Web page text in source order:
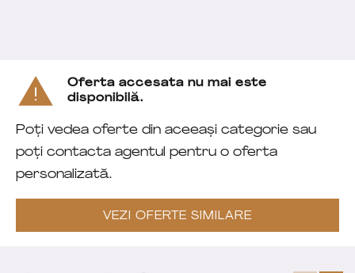
Oferta accesata nu mai este
disponibilă.
Poți vedea oferte din aceeași categorie sau
poți contacta agentul pentru o oferta
personalizată.
VEZI OFERTE SIMILARE